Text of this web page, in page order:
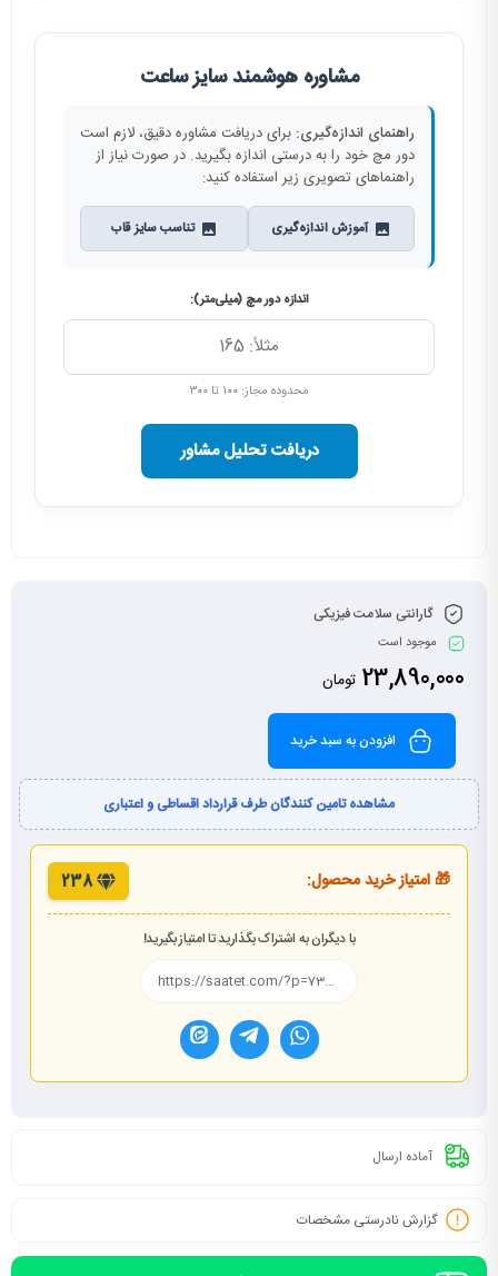
مشاوره هوشمند سایز ساعت
راهنمای اندازه‌گیری: برای دریافت مشاوره دقیق، لازم است
دور مچ خود را به درستی اندازه بگیرید. در صورت نیاز از
راهنماهای تصویری زیر استفاده کنید:
آموزش اندازه‌گیری تناسب سایز قاب
اندازه دور مچ (میلی‌متر):
محدوده مجاز: ۱۰۰ تا ۳۰۰
دریافت تحلیل مشاور
گارانتی سلامت فیزیکی
موجود است
23,890,000 تومان
افزودن به سبد خرید
مشاهده تامین کنندگان طرف قرارداد اقساطی و اعتباری
🎁 امتیاز خرید محصول: 238
با دیگران به اشتراک بگذارید تا امتیاز بگیرید!
آماده ارسال
گزارش نادرستی مشخصات